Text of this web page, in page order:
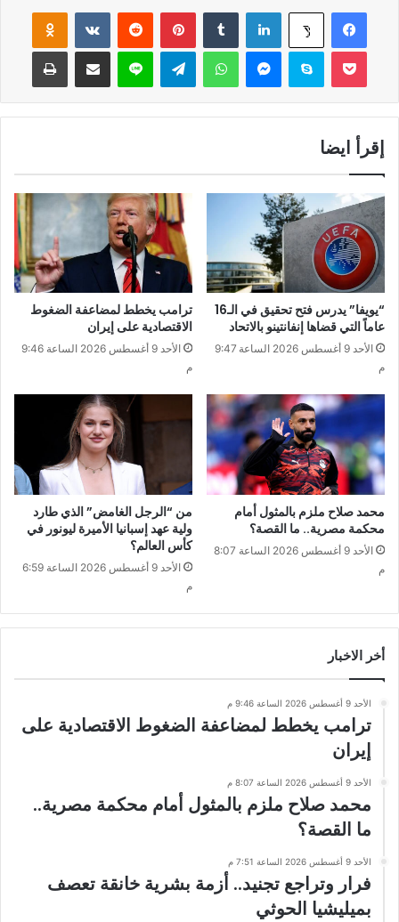
فيسبوك ‫X لينكدإن بينتيريست
سكايب واتساب لاين
إقرأ ايضا
“يويفا” يدرس فتح تحقيق في الـ16
عاماً التي قضاها إنفانتينو بالاتحاد
الأحد 9 أغسطس 2026 الساعة 9:47
م
ترامب يخطط لمضاعفة الضغوط
الاقتصادية على إيران
الأحد 9 أغسطس 2026 الساعة 9:46
م
محمد صلاح ملزم بالمثول أمام
محكمة مصرية.. ما القصة؟
الأحد 9 أغسطس 2026 الساعة 8:07
م
من “الرجل الغامض” الذي طارد
ولية عهد إسبانيا الأميرة ليونور في
كأس العالم؟
الأحد 9 أغسطس 2026 الساعة 6:59
م
أخر الاخبار
الأحد 9 أغسطس 2026 الساعة 9:46 م
ترامب يخطط لمضاعفة الضغوط الاقتصادية على
إيران
الأحد 9 أغسطس 2026 الساعة 8:07 م
محمد صلاح ملزم بالمثول أمام محكمة مصرية..
ما القصة؟
الأحد 9 أغسطس 2026 الساعة 7:51 م
فرار وتراجع تجنيد.. أزمة بشرية خانقة تعصف
بميليشيا الحوثي